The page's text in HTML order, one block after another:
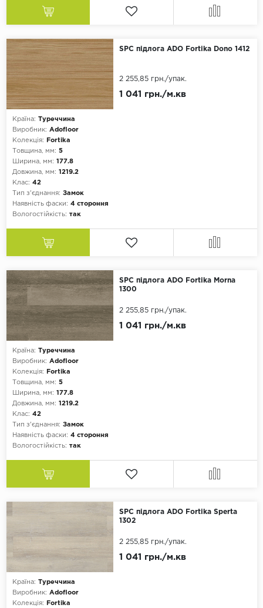
SPC підлога ADO Fortika Dono 1412
Країна: Туреччина
Виробник: Adofloor
Колекція:
Fortika
Товщина, мм: 5
Ширина, мм: 177.8
Довжина, мм: 1219.2
Клас: 42
Тип з'єднання: Замок
Наявність фаски: 4 стороння
Вологостійкість: так
1 041 грн./м.кв
2 255,85 грн./упак.
SPC підлога ADO Fortika Morna
1300
Країна: Туреччина
Виробник: Adofloor
Колекція:
Fortika
Товщина, мм: 5
Ширина, мм: 177.8
Довжина, мм: 1219.2
Клас: 42
Тип з'єднання: Замок
Наявність фаски: 4 стороння
Вологостійкість: так
1 041 грн./м.кв
2 255,85 грн./упак.
SPC підлога ADO Fortika Sperta
1302
Країна: Туреччина
Виробник: Adofloor
Колекція:
Fortika
1 041 грн./м.кв
2 255,85 грн./упак.